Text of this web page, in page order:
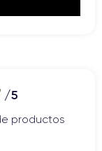
/5
productos